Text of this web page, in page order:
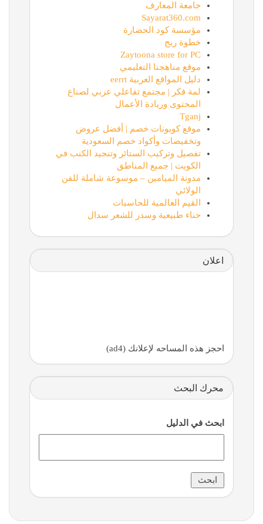
جامعة المعارف
Sayarat360.com
مؤسسة كود الحضارة
خطوة ربح
Zaytoona store for PC
موقع مناهجنا التعليمي
دليل المواقع العربية eerrt
لمة فكر | مجتمع تفاعلي عربي لصناع
المحتوى وريادة الأعمال
Tganj
موقع كوبونات خصم | أفضل عروض
وتخفيضات وأكواد خصم السعودية
تفصيل وتركيب الستائر وتنجيد الكنب في
الكويت | جميع المناطق
مدونة الميامين – موسوعة شاملة للفن
الولائي
القيم العالمية للحاسبات
حناء طبيعية وسدر للشعر سدال
اعلان
احجز هذه المساحه لإعلانك (ad4)
محرك البحث
ابحث في الدليل